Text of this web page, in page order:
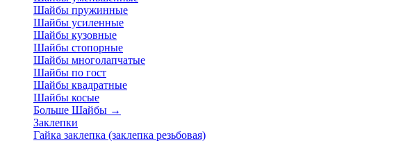
Шайбы пружинные
Шайбы усиленные
Шайбы кузовные
Шайбы стопорные
Шайбы многолапчатые
Шайбы по гост
Шайбы квадратные
Шайбы косые
Больше Шайбы →
Заклепки
Гайка заклепка (заклепка резьбовая)